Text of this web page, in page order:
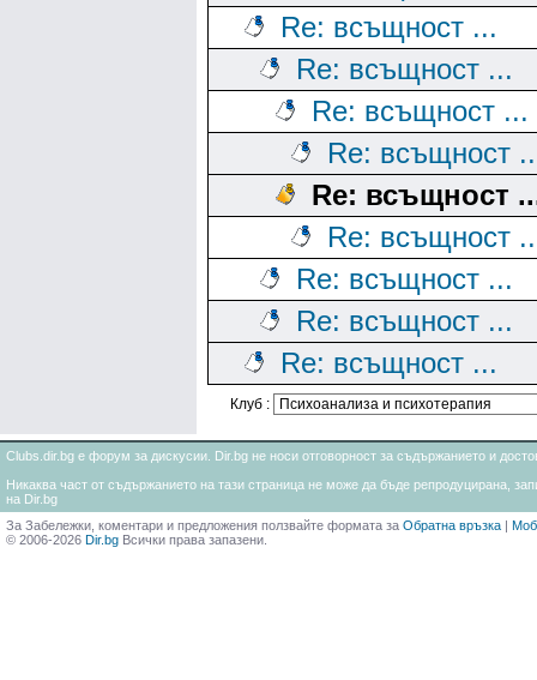
Re: всъщност ...
Re: всъщност ...
Re: всъщност ...
Re: всъщност
Re: всъщност
Re: всъщност
Re: всъщност ...
Re: всъщност ...
Re: всъщност ...
Клуб :
Clubs.dir.bg е форум за дискусии. Dir.bg не носи отговорност за съдържанието и
Никаква част от съдържанието на тази страница не може да бъде репродуцирана,
на Dir.bg
За Забележки, коментари и предложения ползвайте формата за Обратна връзка |
© 2006-2026 Dir.bg Всички права запазени.